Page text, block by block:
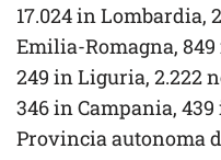
17.024 in Lombardia,
Emilia-Romagna, 849
249 in Liguria, 2.222
346 in Campania,
Provincia autonoma